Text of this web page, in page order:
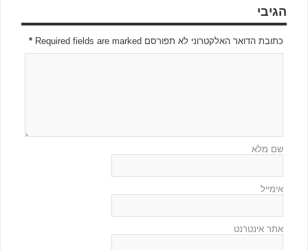
הגיבי
כתובת הדואר האלקטרוני לא תפורסם Required fields are marked *
שם מלא
אימייל
אתר אינטרנט